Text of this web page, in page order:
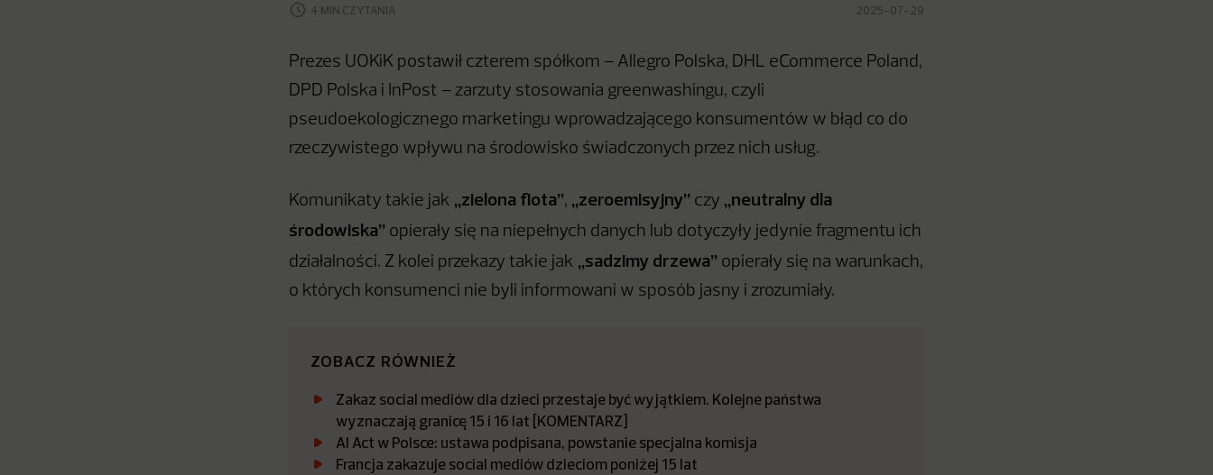
4 MIN CZYTANIA 2025-07-29
Prezes UOKiK postawił czterem spółkom – Allegro Polska, DHL eCommerce Poland,
DPD Polska i InPost – zarzuty stosowania greenwashingu, czyli
pseudoekologicznego marketingu wprowadzającego konsumentów w błąd co do
rzeczywistego wpływu na środowisko świadczonych przez nich usług.
Komunikaty takie jak „zielona flota”, „zeroemisyjny” czy „neutralny dla
środowiska” opierały się na niepełnych danych lub dotyczyły jedynie fragmentu ich
działalności. Z kolei przekazy takie jak „sadzimy drzewa” opierały się na warunkach,
o których konsumenci nie byli informowani w sposób jasny i zrozumiały.
ZOBACZ RÓWNIEŻ
Zakaz social mediów dla dzieci przestaje być wyjątkiem. Kolejne państwa
wyznaczają granicę 15 i 16 lat [KOMENTARZ]
AI Act w Polsce: ustawa podpisana, powstanie specjalna komisja
Francja zakazuje social mediów dzieciom poniżej 15 lat